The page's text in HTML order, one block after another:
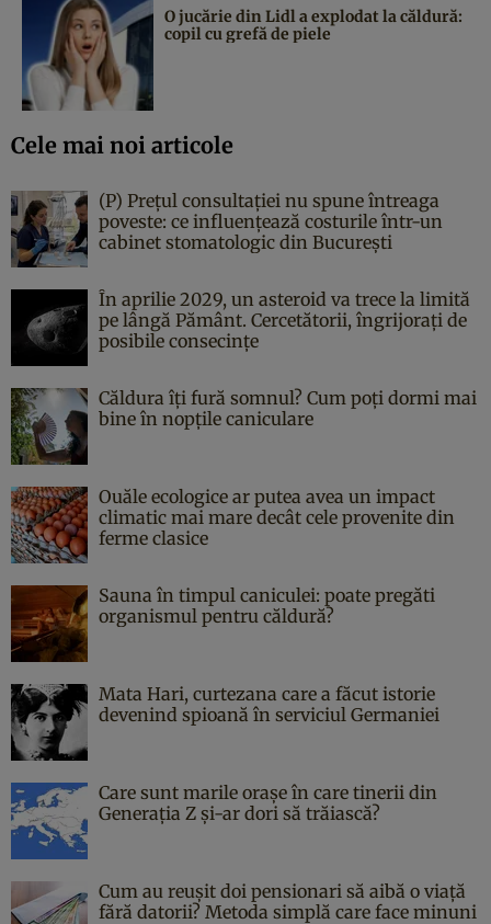
O jucărie din Lidl a explodat la căldură:
copil cu grefă de piele
Cele mai noi articole
(P) Prețul consultației nu spune întreaga
poveste: ce influențează costurile într-un
cabinet stomatologic din București
În aprilie 2029, un asteroid va trece la limită
pe lângă Pământ. Cercetătorii, îngrijorați de
posibile consecințe
Căldura îți fură somnul? Cum poți dormi mai
bine în nopțile caniculare
Ouăle ecologice ar putea avea un impact
climatic mai mare decât cele provenite din
ferme clasice
Sauna în timpul caniculei: poate pregăti
organismul pentru căldură?
Mata Hari, curtezana care a făcut istorie
devenind spioană în serviciul Germaniei
Care sunt marile orașe în care tinerii din
Generația Z și-ar dori să trăiască?
Cum au reușit doi pensionari să aibă o viață
fără datorii? Metoda simplă care face minuni